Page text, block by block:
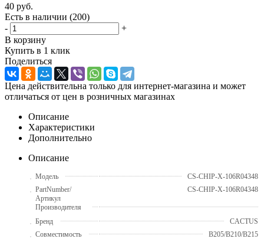
40 руб.
Есть в наличии (200)
-
+
В корзину
Купить в 1 клик
Поделиться
Цена действительна только для интернет-магазина и может
отличаться от цен в розничных магазинах
Описание
Характеристики
Дополнительно
Описание
Модель
CS-CHIP-X-106R04348
PartNumber/
Артикул
Производителя
CS-CHIP-X-106R04348
Бренд
CACTUS
Совместимость
B205/B210/B215